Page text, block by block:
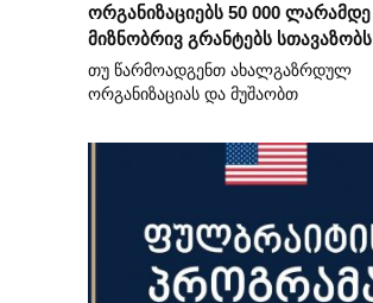
ორგანიზაციებს 50 000 ლარამდე
მიზნობრივ გრანტებს სთავაზობს
თუ წარმოადგენთ ახალგაზრდულ
ორგანიზაციას და მუშაობთ